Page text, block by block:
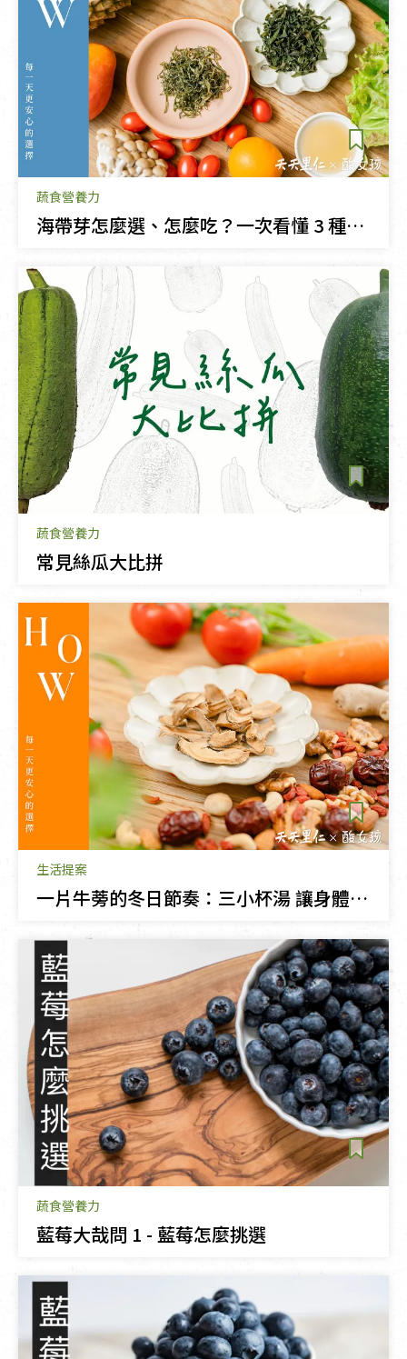
蔬食營養力
海帶芽怎麼選、怎麼吃？一次看懂 3 種口感差異與料理靈感
蔬食營養力
常見絲瓜大比拼
生活提案
一片牛蒡的冬日節奏：三小杯湯 讓身體的節奏，與冬天一同慢下來
蔬食營養力
藍莓大哉問 1 - 藍莓怎麼挑選